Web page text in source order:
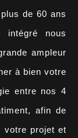
de 60 ans
intégré nous
ampleur
à bien votre
entre nos 4
afin de
votre projet et